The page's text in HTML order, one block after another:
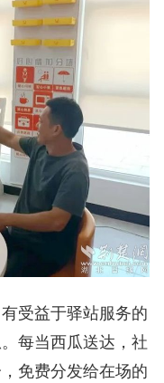
受益于驿站服务的
每当西瓜送达，社
免费分发给在场的